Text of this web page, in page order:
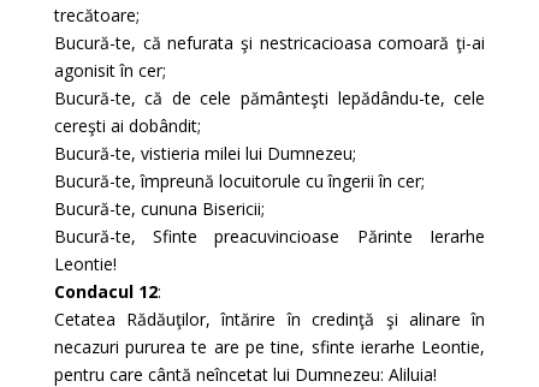
trecătoare;
Bucură-te, că nefurata şi nestricacioasa comoară ţi-ai
agonisit în cer;
Bucură-te, că de cele pământeşti lepădându-te, cele
cereşti ai dobândit;
Bucură-te, vistieria milei lui Dumnezeu;
Bucură-te, împreună locuitorule cu îngerii în cer;
Bucură-te, cununa Bisericii;
Bucură-te, Sfinte preacuvincioase Părinte Ierarhe
Leontie!
Condacul 12:
Cetatea Rădăuţilor, întărire în credinţă şi alinare în
necazuri pururea te are pe tine, sfinte ierarhe Leontie,
pentru care cântă neîncetat lui Dumnezeu: Aliluia!